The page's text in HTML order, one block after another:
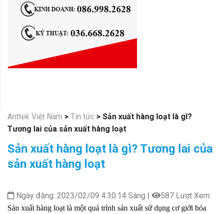
Anttek Việt Nam > Tin tức > Sản xuất hàng loạt là gì?
Tương lai của sản xuất hàng loạt
Sản xuất hàng loạt là gì? Tương lai của
sản xuất hàng loạt
Ngày đăng: 2023/02/09 4:30:14 Sáng | 587 Lượt Xem
Sản xuất hàng loạt là một quá trình sản xuất sử dụng cơ giới hóa